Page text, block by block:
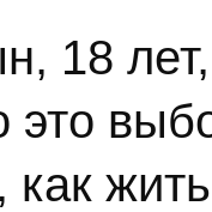
18
это